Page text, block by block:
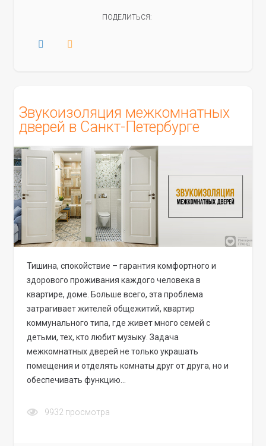
ПОДЕЛИТЬСЯ:
Звукоизоляция межкомнатных
дверей в Санкт-Петербурге
Тишина, спокойствие – гарантия комфортного и
здорового проживания каждого человека в
квартире, доме. Больше всего, эта проблема
затрагивает жителей общежитий, квартир
коммунального типа, где живет много семей с
детьми, тех, кто любит музыку. Задача
межкомнатных дверей не только украшать
помещения и отделять комнаты друг от друга, но и
обеспечивать функцию…
9932 просмотра